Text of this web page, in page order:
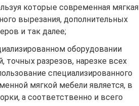
которые современная мягкая
вырезания, дополнительных
и так далее;
оборудовании
точных разрезов, нарезке всех
специализированного
мягкой мебели является, в
а соответственно и всего